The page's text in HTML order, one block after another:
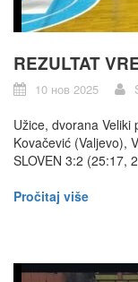
REZULTAT
10 нов 2025
Užice, dvorana
Kovačević (Valjevo),
SLOVEN 3:2 (25:17,
Pročitaj više